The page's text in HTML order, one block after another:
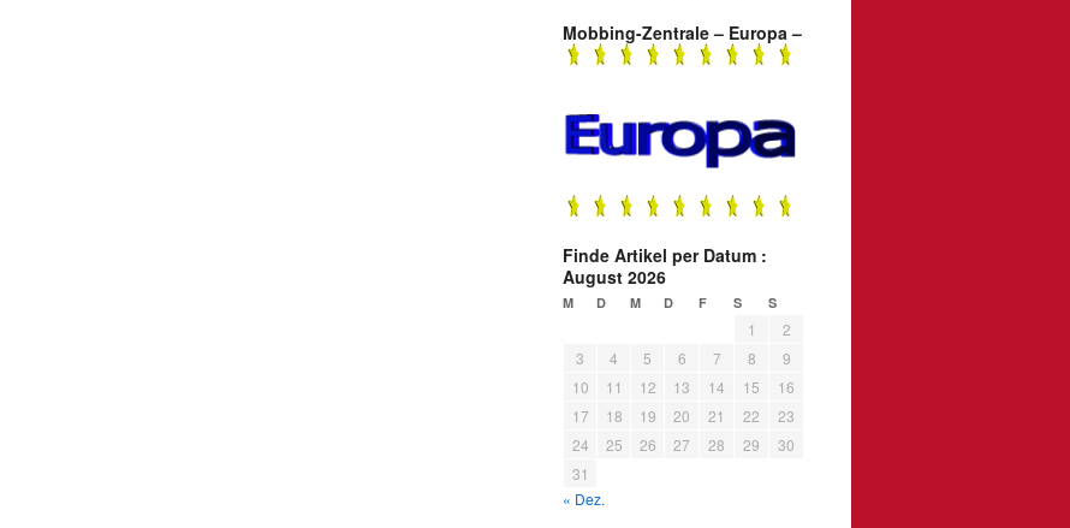
Mobbing-Zentrale – Europa –
Finde Artikel per Datum :
August 2026
M D M D F S S
1
2
3
4 5 6 7 8
9
10
11 12 13 14 15
16
17
18 19 20 21 22
23
24
25 26 27 28 29
30
31
« Dez.